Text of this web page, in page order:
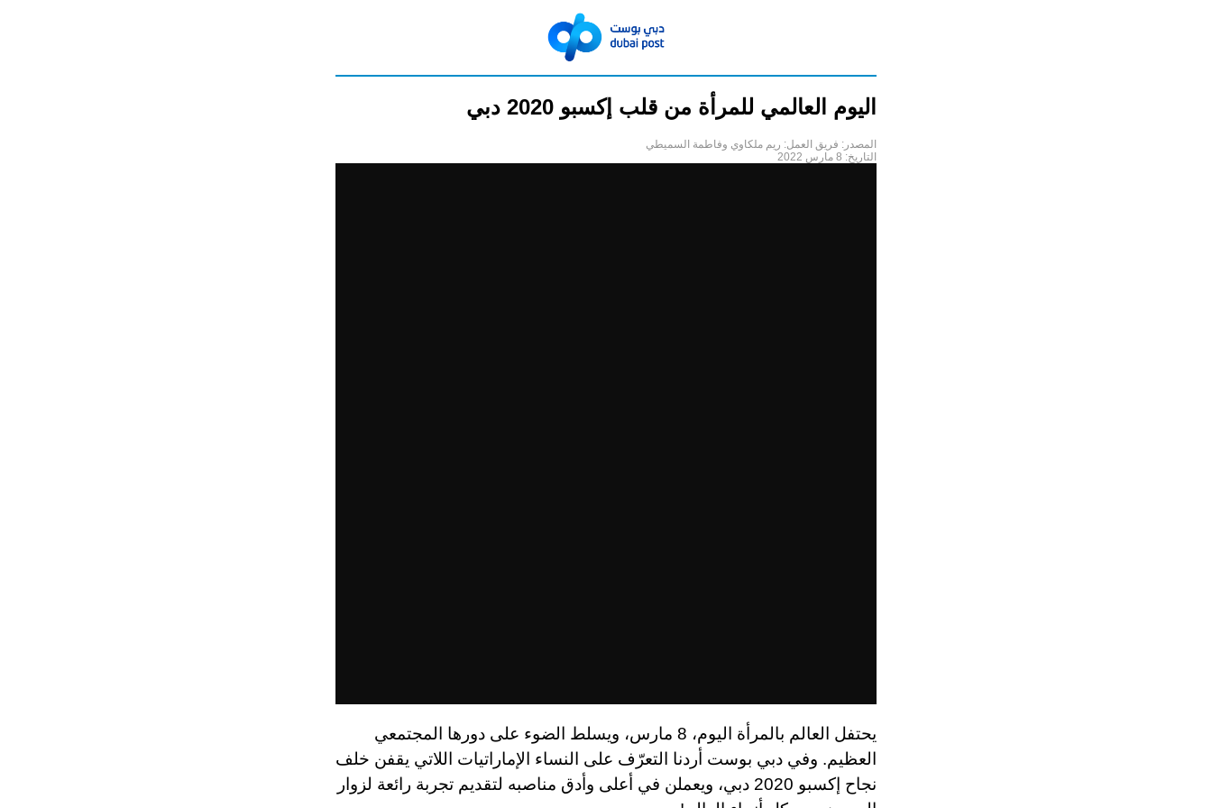
اليوم العالمي للمرأة من قلب إكسبو 2020 دبي
المصدر: فريق العمل: ريم ملكاوي وفاطمة السميطي
التاريخ: 8 مارس 2022
يحتفل العالم بالمرأة اليوم، 8 مارس، ويسلط الضوء على دورها المجتمعي
العظيم. وفي دبي بوست أردنا التعرّف على النساء الإماراتيات اللاتي يقفن خلف
نجاح إكسبو 2020 دبي، ويعملن في أعلى وأدق مناصبه لتقديم تجربة رائعة لزوار